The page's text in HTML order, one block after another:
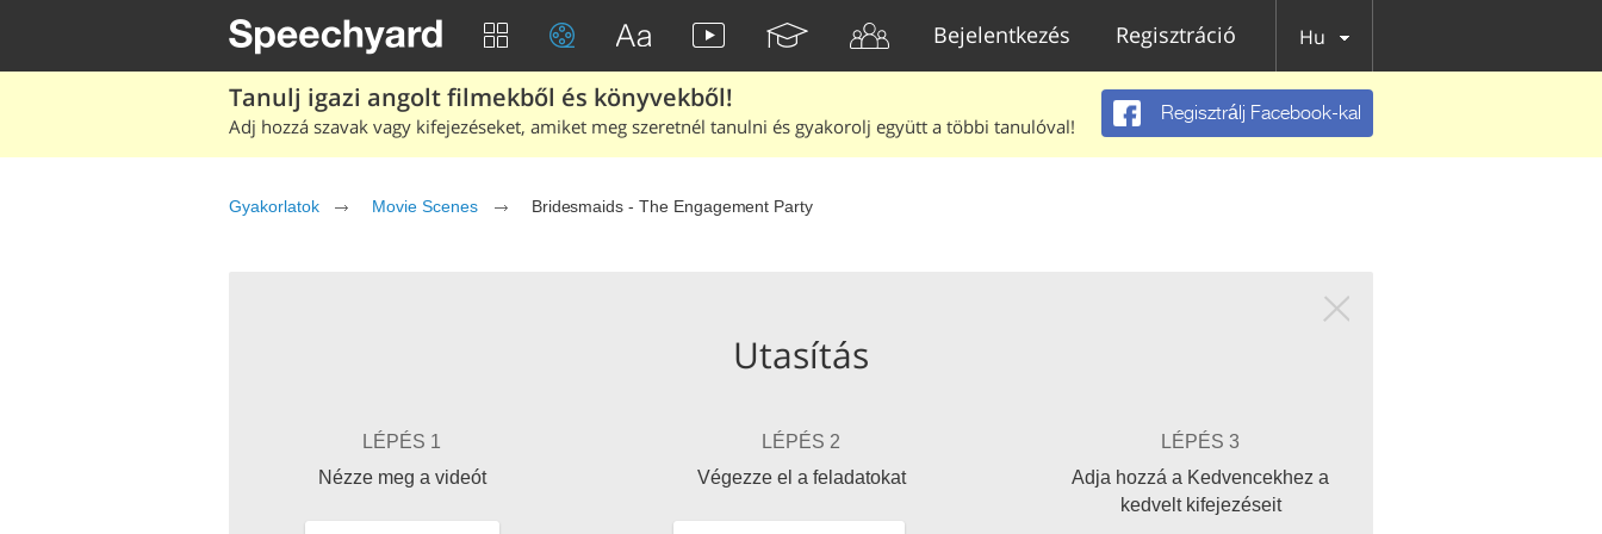
Bejelentkezés Regisztráció Hu
Tanulj igazi angolt filmekből és könyvekből!
Adj hozzá szavak vagy kifejezéseket, amiket meg szeretnél tanulni és gyakorolj együtt a többi tanulóval!
Regisztrálj Facebook-kal
Gyakorlatok Movie Scenes Bridesmaids - The Engagement Party
Utasítás
LÉPÉS 1
Nézze meg a videót
LÉPÉS 2
Végezze el a feladatokat
LÉPÉS 3
Adja hozzá a Kedvencekhez a
kedvelt kifejezéseit